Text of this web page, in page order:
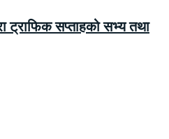
ट्राफिक सप्ताहको सभ्य तथा